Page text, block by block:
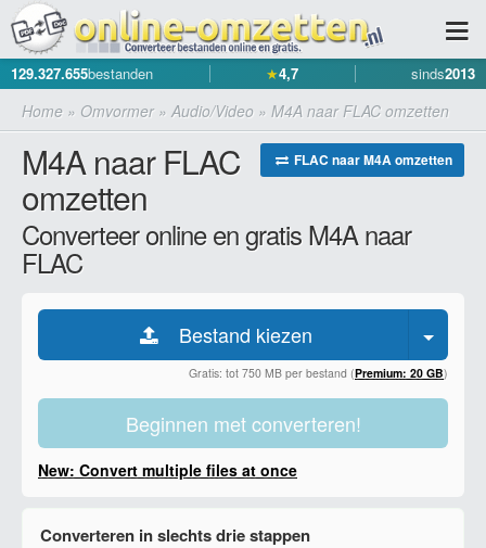
129.327.655bestanden ★4,7 sinds2013
Home » Omvormer» Audio/Video » M4A naar FLAC omzetten
FLAC naar M4A omzetten
M4A naar FLAC
omzetten
Converteer online en gratis M4A naar
FLAC
Bestand kiezen
Gratis: tot 750 MB per bestand (Premium: 20 GB)
Beginnen met converteren!
New: Convert multiple files at once
Converteren in slechts drie stappen